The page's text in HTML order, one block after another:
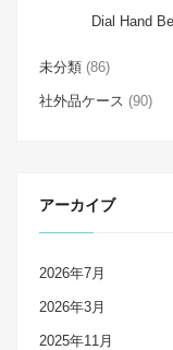
Dial Hand
未分類 (86)
社外品ケース (90)
アーカイブ
2026年7月
2026年3月
2025年11月